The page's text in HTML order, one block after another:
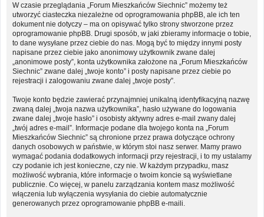
W czasie przeglądania „Forum Mieszkańców Siechnic” możemy też
utworzyć ciasteczka niezależne od oprogramowania phpBB, ale ich ten
dokument nie dotyczy – ma on opisywać tylko strony stworzone przez
oprogramowanie phpBB. Drugi sposób, w jaki zbieramy informacje o tobie,
to dane wysyłane przez ciebie do nas. Mogą być to między innymi posty
napisane przez ciebie jako anonimowy użytkownik zwane dalej
„anonimowe posty”, konta użytkownika założone na „Forum Mieszkańców
Siechnic” zwane dalej „twoje konto” i posty napisane przez ciebie po
rejestracji i zalogowaniu zwane dalej „twoje posty”.
Twoje konto będzie zawierać przynajmniej unikalną identyfikacyjną nazwę
zwaną dalej „twoja nazwa użytkownika”, hasło używane do logowania
zwane dalej „twoje hasło” i osobisty aktywny adres e-mail zwany dalej
„twój adres e-mail”. Informacje podane dla twojego konta na „Forum
Mieszkańców Siechnic” są chronione przez prawa dotyczące ochrony
danych osobowych w państwie, w którym stoi nasz serwer. Mamy prawo
wymagać podania dodatkowych informacji przy rejestracji, i to my ustalamy
czy podanie ich jest konieczne, czy nie. W każdym przypadku, masz
możliwość wybrania, które informacje o twoim koncie są wyświetlane
publicznie. Co więcej, w panelu zarządzania kontem masz możliwość
włączenia lub wyłączenia wysyłania do ciebie automatycznie
generowanych przez oprogramowanie phpBB e-maili.